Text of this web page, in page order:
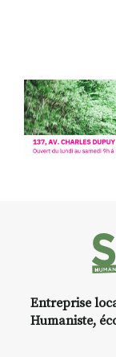
Entreprise
Humaniste,